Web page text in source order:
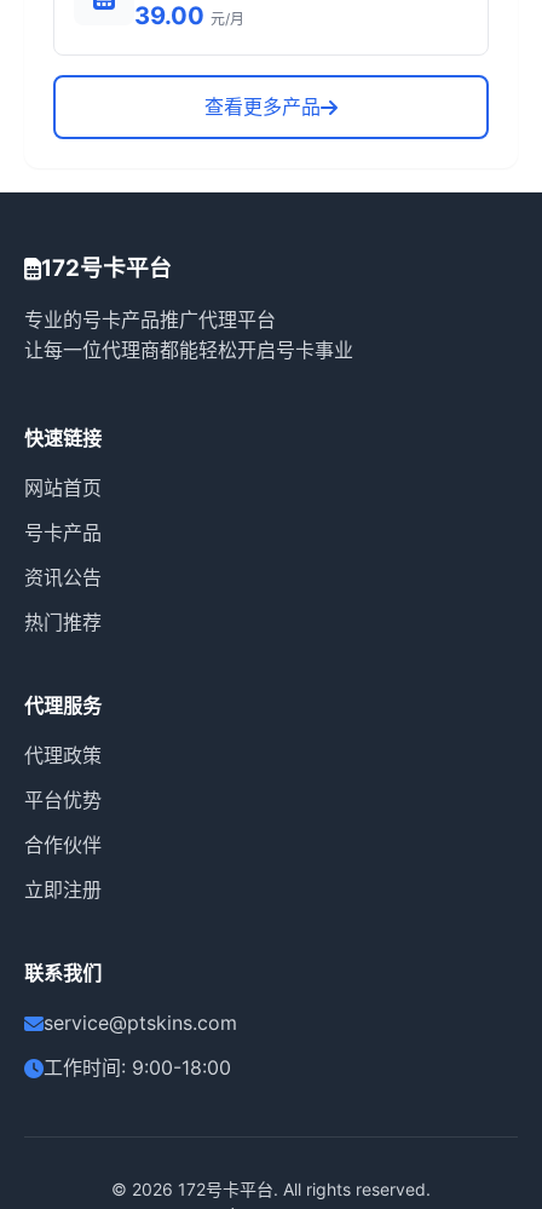
39.00 元/月
查看更多产品
172号卡平台
专业的号卡产品推广代理平台
让每一位代理商都能轻松开启号卡事业
快速链接
网站首页
号卡产品
资讯公告
热门推荐
代理服务
代理政策
平台优势
合作伙伴
立即注册
联系我们
service@ptskins.com
工作时间: 9:00-18:00
© 2026 172号卡平台. All rights reserved.